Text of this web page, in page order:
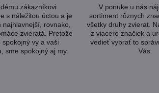
zákazníkovi
s náležitou úctou a je
najhlavnejší, rovnako,
zvieratá. Pretože
spokojný vy a vaši
sme spokojný aj my.
V ponuke u nás
sortiment rôznych
všetky druhy zvierat.
z viacero značiek a
vedieť vybrať to
Vás.